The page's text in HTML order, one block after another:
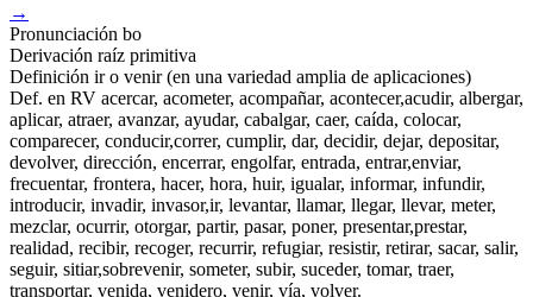
→
Pronunciación bo
Derivación raíz primitiva
Definición ir o venir (en una variedad amplia de aplicaciones)
Def. en RV acercar, acometer, acompañar, acontecer,acudir, albergar,
aplicar, atraer, avanzar, ayudar, cabalgar, caer, caída, colocar,
comparecer, conducir,correr, cumplir, dar, decidir, dejar, depositar,
devolver, dirección, encerrar, engolfar, entrada, entrar,enviar,
frecuentar, frontera, hacer, hora, huir, igualar, informar, infundir,
introducir, invadir, invasor,ir, levantar, llamar, llegar, llevar, meter,
mezclar, ocurrir, otorgar, partir, pasar, poner, presentar,prestar,
realidad, recibir, recoger, recurrir, refugiar, resistir, retirar, sacar, salir,
seguir, sitiar,sobrevenir, someter, subir, suceder, tomar, traer,
transportar, venida, venidero, venir, vía, volver.